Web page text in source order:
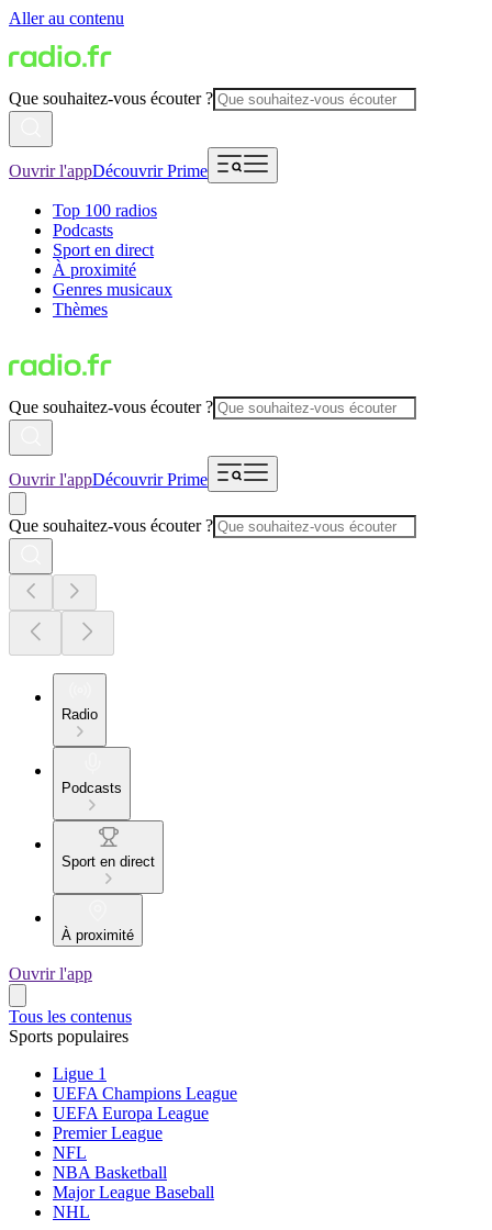
Aller au contenu
Que souhaitez-vous écouter ?
Ouvrir l'appDécouvrir Prime
Top 100 radios
Podcasts
Sport en direct
À proximité
Genres musicaux
Thèmes
Que souhaitez-vous écouter ?
Ouvrir l'appDécouvrir Prime
Que souhaitez-vous écouter ?
Radio
Podcasts
Sport en direct
À proximité
Ouvrir l'app
Tous les contenus
Sports populaires
Ligue 1
UEFA Champions League
UEFA Europa League
Premier League
NFL
NBA Basketball
Major League Baseball
NHL